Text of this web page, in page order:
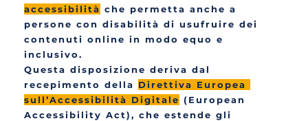
accessibilità che permetta anche a
persone con disabilità di usufruire dei
contenuti online in modo equo e
inclusivo.
Questa disposizione deriva dal
recepimento della Direttiva Europea
sull’Accessibilità Digitale (European
Accessibility Act), che estende gli